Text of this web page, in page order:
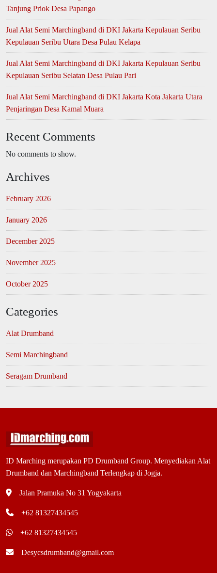
Tanjung Priok Desa Papango
Jual Alat Semi Marchingband di DKI Jakarta Kepulauan Seribu
Kepulauan Seribu Utara Desa Pulau Kelapa
Jual Alat Semi Marchingband di DKI Jakarta Kepulauan Seribu
Kepulauan Seribu Selatan Desa Pulau Pari
Jual Alat Semi Marchingband di DKI Jakarta Kota Jakarta Utara
Penjaringan Desa Kamal Muara
Recent Comments
No comments to show.
Archives
February 2026
January 2026
December 2025
November 2025
October 2025
Categories
Alat Drumband
Semi Marchingband
Seragam Drumband
ID Marching merupakan PD Drumband Group. Menyediakan Alat
Drumband dan Marchingband Terlengkap di Jogja.
Jalan Pramuka No 31 Yogyakarta
+62 81327434545
+62 81327434545
Desycsdrumband@gmail.com